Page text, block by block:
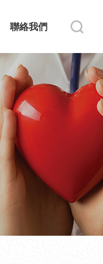
聯絡我們